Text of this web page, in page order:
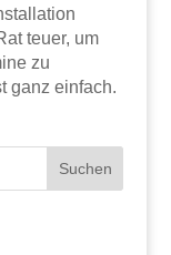
teuer, um
zu
ganz einfach.